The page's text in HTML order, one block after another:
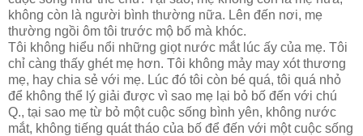
không còn là người bình thường nữa. Lên đến nơi, mẹ
thường ngồi ôm tôi trước mộ bố mà khóc.
Tôi không hiểu nổi những giọt nước mắt lúc ấy của mẹ. Tôi
chỉ càng thấy ghét mẹ hơn. Tôi không mảy may xót thương
mẹ, hay chia sẻ với mẹ. Lúc đó tôi còn bé quá, tôi quá nhỏ
để không thể lý giải được vì sao mẹ lại bỏ bố đến với chú
Q., tại sao mẹ từ bỏ một cuộc sống bình yên, không nước
mắt, không tiếng quát tháo của bố để đến với một cuộc sống